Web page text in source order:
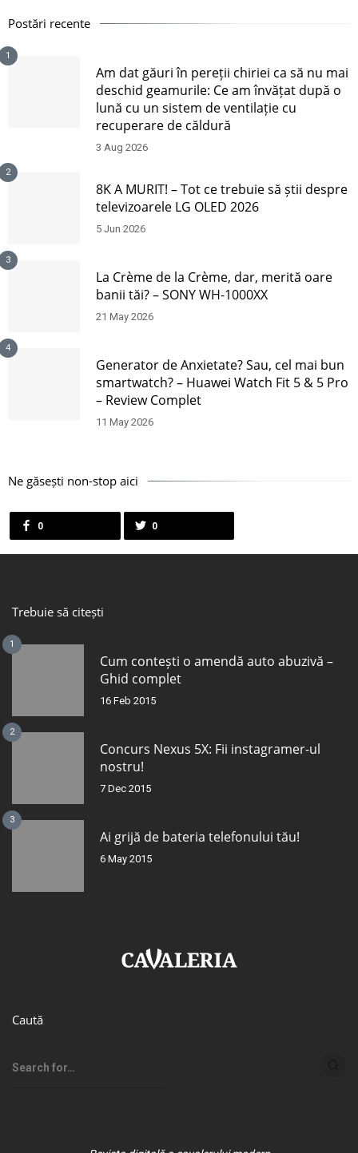
Postări recente
1
Am dat găuri în pereții chiriei ca să nu mai
deschid geamurile: Ce am învățat după o
lună cu un sistem de ventilație cu
recuperare de căldură
3 Aug 2026
2
8K A MURIT! – Tot ce trebuie să știi despre
televizoarele LG OLED 2026
5 Jun 2026
3
La Crème de la Crème, dar, merită oare
banii tăi? – SONY WH-1000XX
21 May 2026
4
Generator de Anxietate? Sau, cel mai bun
smartwatch? – Huawei Watch Fit 5 & 5 Pro
– Review Complet
11 May 2026
Ne găsești non-stop aici
0 0
Trebuie să citești
1
Cum contești o amendă auto abuzivă –
Ghid complet
16 Feb 2015
2
Concurs Nexus 5X: Fii instagramer-ul
nostru!
7 Dec 2015
3
Ai grijă de bateria telefonului tău!
6 May 2015
Caută